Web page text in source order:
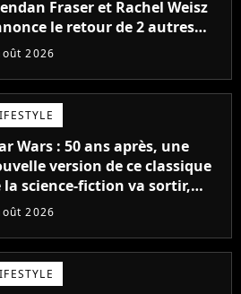
Fraser et Rachel Weisz
le retour de 2 autres
emblématiques de
2026
Wars : 50 ans après, une
version de ce classique
la science-fiction va sortir,
on ne la verra jamais en
2026